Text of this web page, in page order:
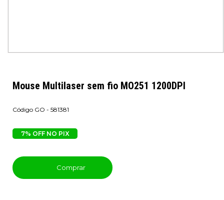
Mouse Multilaser sem fio MO251 1200DPI
GO - 581381
7% OFF NO PIX
Comprar